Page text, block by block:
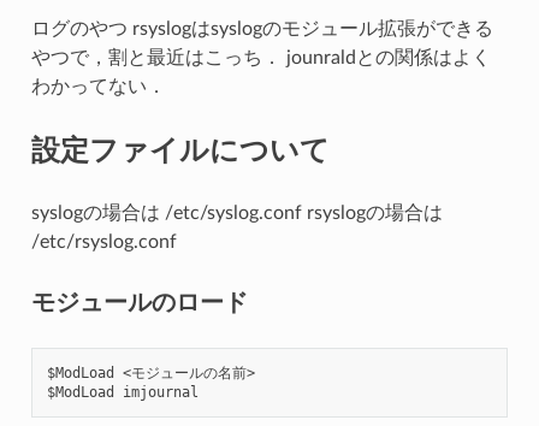
ログのやつ rsyslogはsyslogのモジュール拡張ができる
やつで，割と最近はこっち． jounraldとの関係はよく
わかってない．
設定ファイルについて
syslogの場合は /etc/syslog.conf rsyslogの場合は
/etc/rsyslog.conf
モジュールのロード
$ModLoad <モジュールの名前>